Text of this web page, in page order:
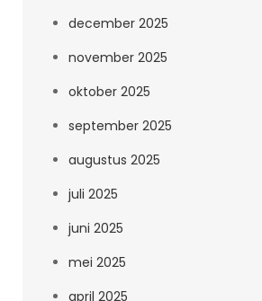
december 2025
november 2025
oktober 2025
september 2025
augustus 2025
juli 2025
juni 2025
mei 2025
april 2025